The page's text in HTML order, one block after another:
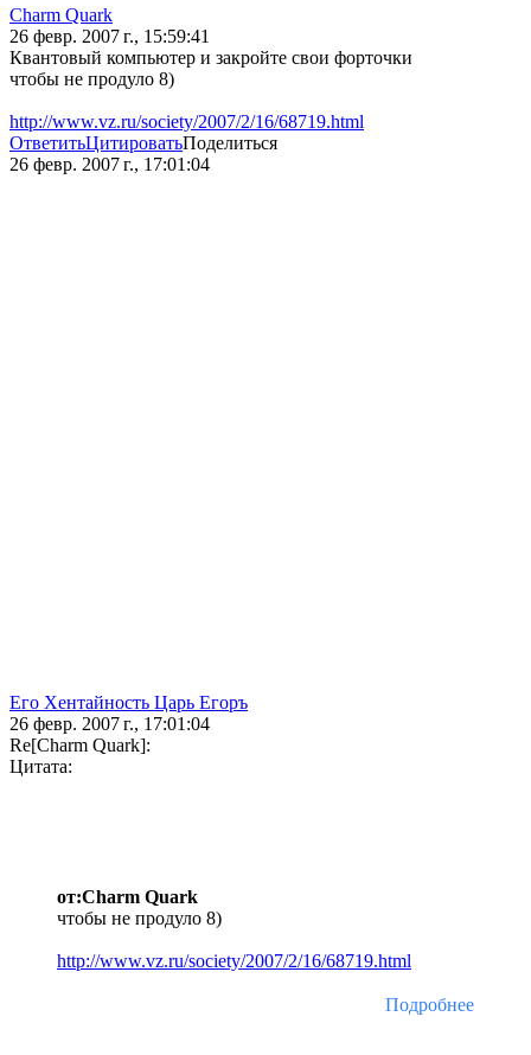
Charm Quark
26 февр. 2007 г., 15:59:41
Квантовый компьютер и закройте свои форточки
чтобы не продуло 8)
http://www.vz.ru/society/2007/2/16/68719.html
ОтветитьЦитироватьПоделиться
26 февр. 2007 г., 17:01:04
Его Хентайность Царь Егоръ
26 февр. 2007 г., 17:01:04
Re[Charm Quark]:
Цитата:
от:Charm Quark
чтобы не продуло 8)
http://www.vz.ru/society/2007/2/16/68719.html
Подробнее